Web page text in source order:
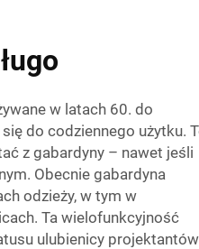
w latach 60. do
do codziennego użytku.
z gabardyny – nawet jeśli
Obecnie gabardyna
odzieży, w tym w
Ta wielofunkcyjność
ulubienicy